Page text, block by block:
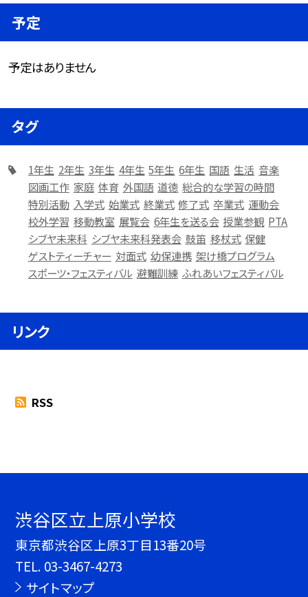
予定
予定はありません
タグ
1年生 2年生 3年生 4年生 5年生 6年生 国語 生活 音楽
図画工作 家庭 体育 外国語 道徳 総合的な学習の時間
特別活動 入学式 始業式 終業式 修了式 卒業式 運動会
校外学習 移動教室 展覧会 6年生を送る会 授業参観 PTA
シブヤ未来科 シブヤ未来科発表会 鼓笛 移杖式 保健
ゲストティーチャー 対面式 幼保連携 架け橋プログラム
スポーツ・フェスティバル 避難訓練 ふれあいフェスティバル
リンク
RSS
渋谷区立上原小学校
東京都渋谷区上原3丁目13番20号
TEL. 03-3467-4273
サイトマップ